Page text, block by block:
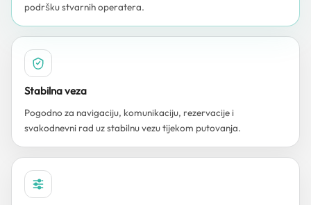
podršku stvarnih operatera.
Stabilna veza
Pogodno za navigaciju, komunikaciju, rezervacije i
svakodnevni rad uz stabilnu vezu tijekom putovanja.